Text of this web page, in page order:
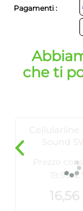
Pagamenti :
che ti
Cellularline
Sound
Prezzo
19,99 €